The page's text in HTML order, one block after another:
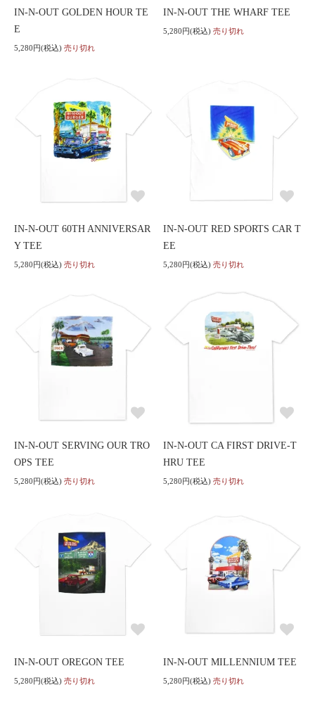
IN-N-OUT GOLDEN HOUR TE
E
5,280円(税込) 売り切れ
IN-N-OUT THE WHARF TEE
5,280円(税込) 売り切れ
IN-N-OUT 60TH ANNIVERSAR
Y TEE
5,280円(税込) 売り切れ
IN-N-OUT RED SPORTS CAR T
EE
5,280円(税込) 売り切れ
IN-N-OUT SERVING OUR TRO
OPS TEE
5,280円(税込) 売り切れ
IN-N-OUT CA FIRST DRIVE-T
HRU TEE
5,280円(税込) 売り切れ
IN-N-OUT OREGON TEE
5,280円(税込) 売り切れ
IN-N-OUT MILLENNIUM TEE
5,280円(税込) 売り切れ